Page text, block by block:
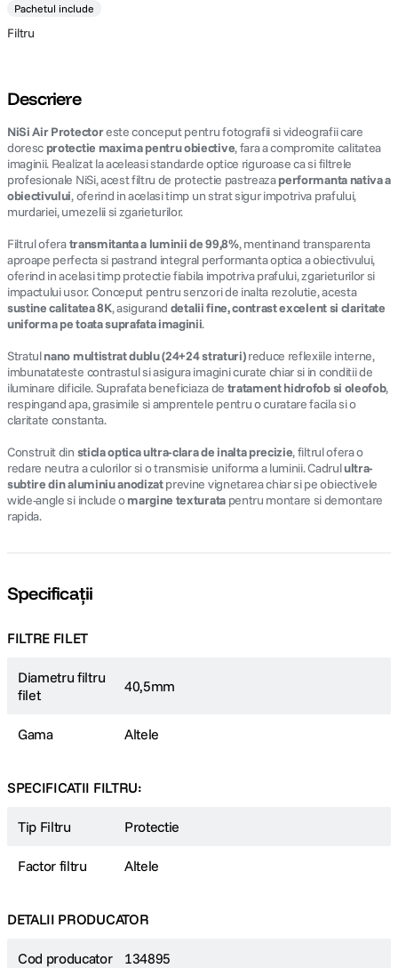
Pachetul include
Filtru
Descriere
NiSi Air Protectoreste conceput pentru fotografii si videografii care
doresc protectie maxima pentru obiective, fara a compromite calitatea
imaginii. Realizat la aceleasi standarde optice riguroase ca si filtrele
profesionale NiSi, acest filtru de protectie pastreazaperformanta nativa a
obiectivului, oferind in acelasi timp un strat sigur impotriva prafului,
murdariei, umezelii si zgarieturilor.
Filtrul oferatransmitanta a luminii de 99,8%, mentinand transparenta
aproape perfecta si pastrand integral performanta optica a obiectivului,
oferind in acelasi timp protectie fiabila impotriva prafului, zgarieturilor si
impactului usor. Conceput pentru senzori de inalta rezolutie, acesta
sustine calitatea 8K, asigurand detalii fine, contrast excelent si claritate
uniforma pe toata suprafata imaginii.
Stratulnano multistrat dublu (24+24 straturi)reduce reflexiile interne,
imbunatateste contrastul si asigura imagini curate chiar si in conditii de
iluminare dificile. Suprafata beneficiaza de tratament hidrofob si oleofob,
respingand apa, grasimile si amprentele pentru o curatare facila si o
claritate constanta.
Construit din sticla optica ultra-clara de inalta precizie, filtrul ofera o
redare neutra a culorilor si o transmisie uniforma a luminii. Cadrulultra-
subtire din aluminiu anodizatprevine vignetarea chiar si pe obiectivele
wide-angle si include omargine texturatapentru montare si demontare
rapida.
Specificații
FILTRE FILET
Diametru filtru
filet
40,5mm
Gama Altele
SPECIFICATII FILTRU:
Tip Filtru Protectie
Factor filtru Altele
DETALII PRODUCATOR
Cod producator 134895